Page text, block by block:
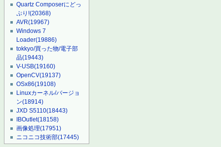
Quartz Composerにどっ
ぷり!(20368)
AVR(19967)
Windows 7
Loader(19886)
tokkyo/買った物/電子部
品(19443)
V-USB(19160)
OpenCV(19137)
OSx86(19108)
Linuxカーネル/バージョ
ン(18914)
JXD S5110(18443)
IBOutlet(18158)
画像処理(17951)
ニコニコ技術部(17445)